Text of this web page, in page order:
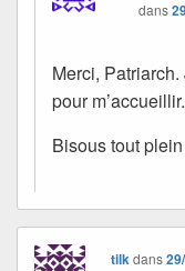
dans
Merci,
pour m’accueillir.
Bisous tout
tilk dans